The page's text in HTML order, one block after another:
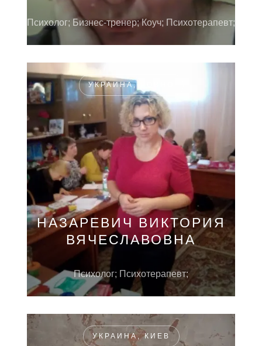
Психолог; Бизнес-тренер; Коуч; Психотерапевт;
УКРАИНА, РОВНО
НАЗАРЕВИЧ ВИКТОРИЯ
ВЯЧЕСЛАВОВНА
Психолог; Психотерапевт;
УКРАИНА, КИЕВ